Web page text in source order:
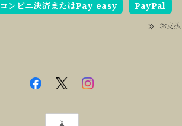
コンビニ決済またはPay-easy PayPal
お支